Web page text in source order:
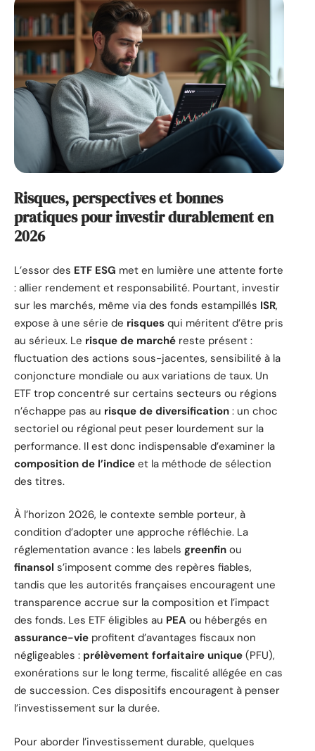
Risques, perspectives et bonnes
pratiques pour investir durablement en
2026
L’essor des ETF ESG met en lumière une attente forte
: allier rendement et responsabilité. Pourtant, investir
sur les marchés, même via des fonds estampillés ISR,
expose à une série de risques qui méritent d’être pris
au sérieux. Le risque de marché reste présent :
fluctuation des actions sous-jacentes, sensibilité à la
conjoncture mondiale ou aux variations de taux. Un
ETF trop concentré sur certains secteurs ou régions
n’échappe pas au risque de diversification : un choc
sectoriel ou régional peut peser lourdement sur la
performance. Il est donc indispensable d’examiner la
composition de l’indice et la méthode de sélection
des titres.
À l’horizon 2026, le contexte semble porteur, à
condition d’adopter une approche réfléchie. La
réglementation avance : les labels greenfin ou
finansol s’imposent comme des repères fiables,
tandis que les autorités françaises encouragent une
transparence accrue sur la composition et l’impact
des fonds. Les ETF éligibles au PEA ou hébergés en
assurance-vie profitent d’avantages fiscaux non
négligeables : prélèvement forfaitaire unique (PFU),
exonérations sur le long terme, fiscalité allégée en cas
de succession. Ces dispositifs encouragent à penser
l’investissement sur la durée.
Pour aborder l’investissement durable, quelques